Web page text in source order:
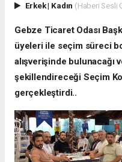
Erkek| Kadın (Haberi Sesli
Gebze Ticaret Odası
üyeleri ile seçim süreci
alışverişinde bulunacağı
şekillendireceği Seçim
gerçekleştirdi..